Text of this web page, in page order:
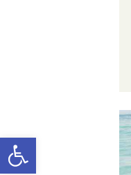
Open toolbar